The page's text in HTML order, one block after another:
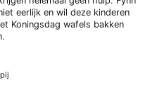
eerlijk en wil deze kinderen
Koningsdag wafels bakken